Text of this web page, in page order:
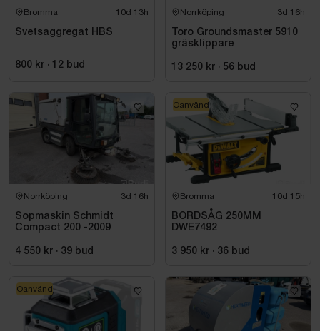
Bromma 10d 13h
Svetsaggregat HBS
800 kr · 12 bud
Norrköping 3d 16h
Toro Groundsmaster 5910
gräsklippare
13 250 kr · 56 bud
Norrköping 3d 16h
Sopmaskin Schmidt
Compact 200 -2009
4 550 kr · 39 bud
Bromma 10d 15h
BORDSÅG 250MM
DWE7492
3 950 kr · 36 bud
Oanvänd
Oanvänd